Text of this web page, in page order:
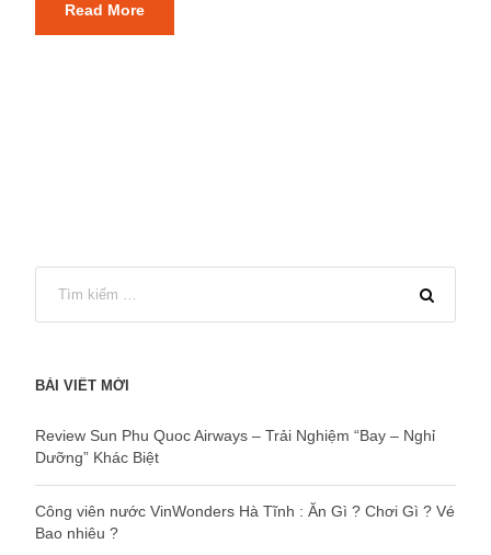
Read More
BÀI VIẾT MỚI
Review Sun Phu Quoc Airways – Trải Nghiệm “Bay – Nghỉ
Dưỡng” Khác Biệt
Công viên nước VinWonders Hà Tĩnh : Ăn Gì ? Chơi Gì ? Vé
Bao nhiêu ?